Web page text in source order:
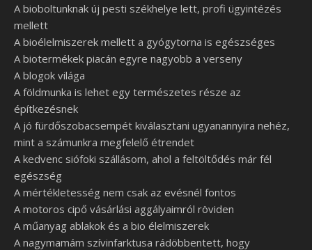
A bioboltunknak új pesti székhelye lett, profi ügyintézés
mellett
A bioélelmiszerek mellett a gyógytorna is egészséges
A biotermékek piacán egyre nagyobb a verseny
A blogok világa
A földmunka is lehet egy természetes része az
építkezésnek
A jó fürdőszobacsempét kiválasztani ugyanannyira nehéz,
mint a számunkra megfelelő étrendet
A kedvenc siófoki szállásom, ahol a feltöltődés már fél
egészség
A mértékletesség nem csak az evésnél fontos
A motoros cipő vásárlási aggályaimról röviden
A műanyag ablakok és a bio élelmiszerek
A nagymamám szívinfarktusa rádöbbentett, hogy